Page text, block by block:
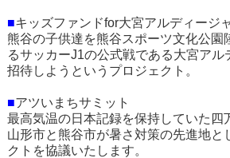
■キッズファンドfor大宮アルディージ
熊谷の子供達を熊谷スポーツ文化公園
るサッカーJ1の公式戦である大宮アル
招待しようというプロジェクト。
■アツいまちサミット
最高気温の日本記録を保持していた四
山形市と熊谷市が暑さ対策の先進地と
クトを協議いたします。